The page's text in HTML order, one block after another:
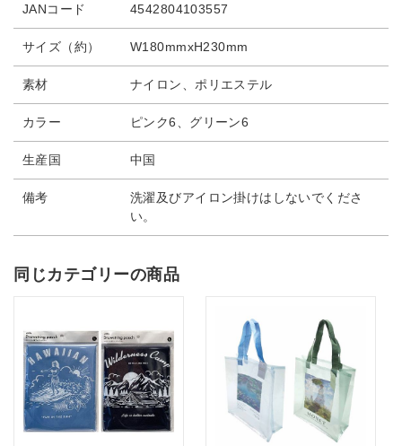
JANコード 4542804103557
サイズ（約） W180mmxH230mm
素材 ナイロン、ポリエステル
カラー ピンク6、グリーン6
生産国 中国
備考
洗濯及びアイロン掛けはしないでくださ
い。
同じカテゴリーの商品